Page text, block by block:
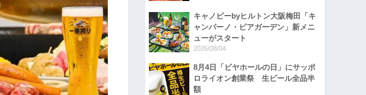
キャノピーbyヒルトン大阪梅田「キ
ャンパーノ・ビアガーデン」新メニ
ューがスタート
2026/08/04
8月4日「ビヤホールの日」にサッポ
ロライオン創業祭 生ビール全品半
額